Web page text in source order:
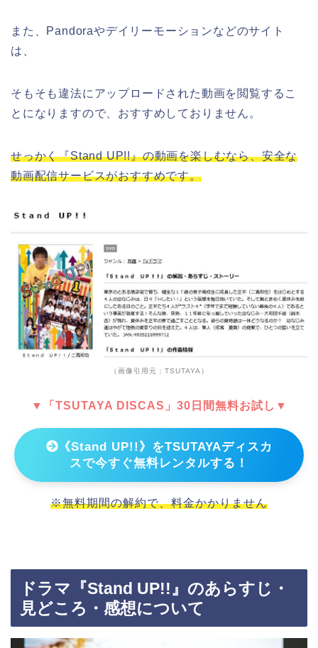
また、Pandoraやデイリーモーションなどのサイト
は、
そもそも違法にアップロードされた動画を閲覧するこ
とになりますので、おすすめしておりません。
せっかく『Stand UP!!』の動画を楽しむなら、安全な
動画配信サービスがおすすめです。
（画像引用元：TSUTAYA）
▼「TSUTAYA DISCAS」30日間無料お試し▼
《Stand UP!!》をTSUTAYAディスカ
スで今すぐ無料レンタルする！
※無料期間の解約で、料金かかりません
ドラマ『Stand UP!!』のあらすじ・
見どころ・感想について